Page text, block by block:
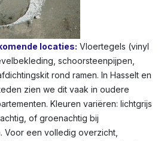
locaties: Vloertegels (vinyl
schoorsteenpijpen,
rond ramen. In Hasselt en
zien we dit vaak in oudere
Kleuren variëren: lichtgrijs
of groenachtig bij
Voor een volledig overzicht,